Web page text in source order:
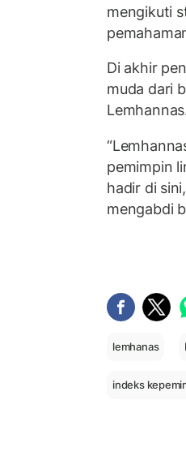
mengikuti
Di akhir
muda dari
pemimpin
hadir di
mengabdi
lemhanas
indeks